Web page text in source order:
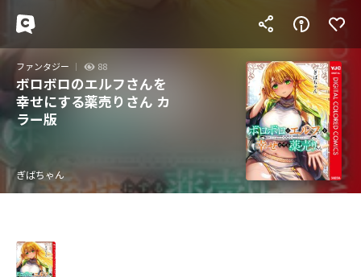
ファンタジー 88
ボロボロのエルフさんを
幸せにする薬売りさん カ
ラー版
ぎばちゃん